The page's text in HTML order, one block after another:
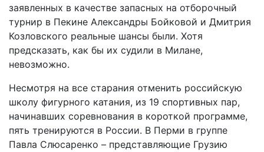
заявленных в качестве запасных на отборочный
турнир в Пекине Александры Бойковой и Дмит­рия
Козловского реальные шансы были. Хотя
предсказать, как бы их судили в Милане,
невозможно.
Несмотря на все старания отменить российскую
школу фигурного катания, из 19 спортивных пар,
начинавших соревнования в короткой программе,
пять тренируются в России. В Перми в группе
Павла Слюсаренко – представляющие Грузию